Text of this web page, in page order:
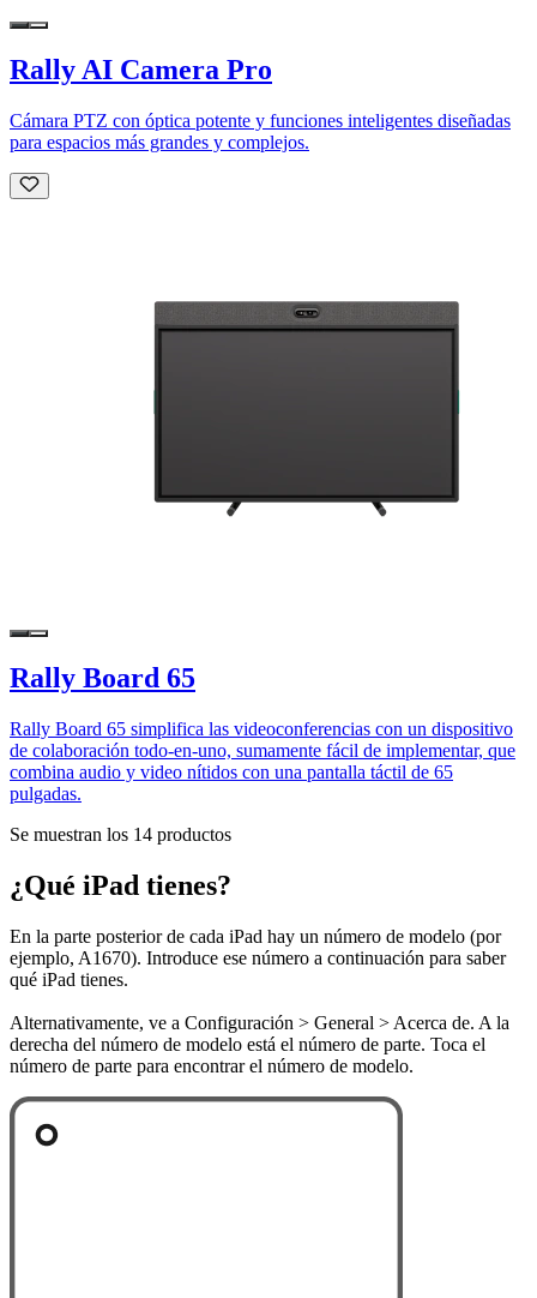
Rally AI Camera Pro
Cámara PTZ con óptica potente y funciones inteligentes diseñadas
para espacios más grandes y complejos.
Rally Board 65
Rally Board 65 simplifica las videoconferencias con un dispositivo
de colaboración todo-en-uno, sumamente fácil de implementar, que
combina audio y video nítidos con una pantalla táctil de 65
pulgadas.
Se muestran los 14 productos
¿Qué iPad tienes?
En la parte posterior de cada iPad hay un número de modelo (por
ejemplo, A1670). Introduce ese número a continuación para saber
qué iPad tienes.
Alternativamente, ve a Configuración > General > Acerca de. A la
derecha del número de modelo está el número de parte. Toca el
número de parte para encontrar el número de modelo.